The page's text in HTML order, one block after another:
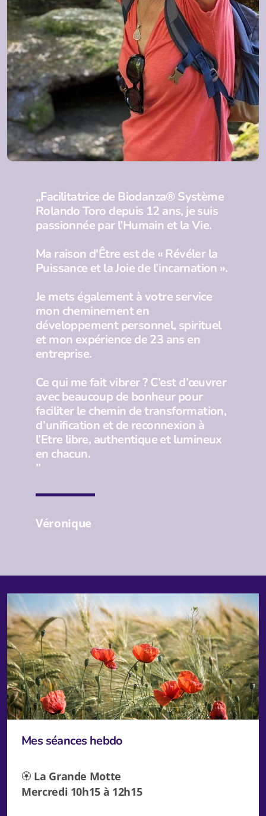
„Facilitatrice de Biodanza® Système
Rolando Toro depuis 12 ans, je suis
passionnée par l’Humain et la Vie.
Ma raison d'Être est de « Révéler la
Puissance et la Joie de l’incarnation ».
Je mets également à votre service
mon cheminement en
développement personnel, spirituel
et mon expérience de 23 ans en
entreprise.
Ce qui me fait vibrer ? C’est d’œuvrer
avec beaucoup de bonheur pour
faciliter le chemin de transformation,
d’unification et de reconnexion à
l’Etre libre, authentique et lumineux
en chacun.
”
Véronique
Mes séances hebdo
🏵️ La Grande Motte
Mercredi 10h15 à 12h15